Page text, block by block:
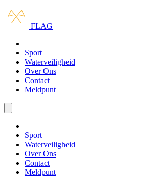
Ga naar hoofdinhoud
Ga naar navigatie
FLAG
Sport
Waterveiligheid
Over Ons
Contact
Meldpunt
Menu openen/sluiten
Sport
Waterveiligheid
Over Ons
Contact
Meldpunt